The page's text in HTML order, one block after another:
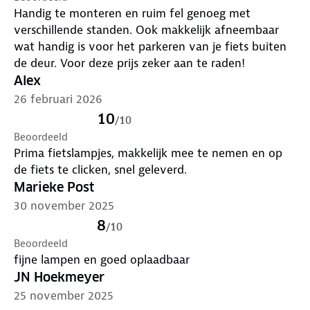
siliconen bevestiging gebruik je dit fietslicht op het
stuur, de zadelpen of andere delen van de fiets.
Wat zit er in de verpakking?
Oplaadbaar wit voorlicht
Oplaadbaar rood achterlicht
2 siliconen bevestigingsbanden
Dubbele USB C oplaadkabel
Handleiding
Met deze fietslamp set kies je voor oplaadbare
fietsverlichting en duidelijke zichtbaarheid
tijdens elke rit.
Handig te monteren en ruim fel genoeg met
verschillende standen. Ook makkelijk afneembaar
wat handig is voor het parkeren van je fiets buiten
de deur. Voor deze prijs zeker aan te raden!
Alex
26 februari 2026
10/10
Beoordeeld
Prima fietslampjes, makkelijk mee te nemen en op
de fiets te clicken, snel geleverd.
Marieke Post
30 november 2025
8/10
Beoordeeld
fijne lampen en goed oplaadbaar
JN Hoekmeyer
25 november 2025